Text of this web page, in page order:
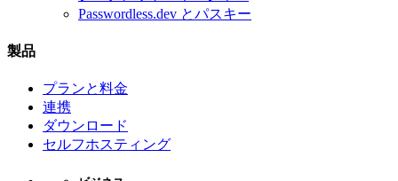
Passwordless.dev とパスキー
製品
プランと料金
連携
ダウンロード
セルフホスティング